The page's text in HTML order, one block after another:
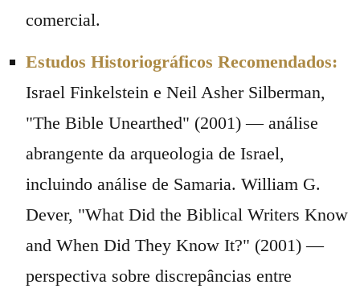
comercial.
Estudos Historiográficos Recomendados:
Israel Finkelstein e Neil Asher Silberman,
"The Bible Unearthed" (2001) — análise
abrangente da arqueologia de Israel,
incluindo análise de Samaria. William G.
Dever, "What Did the Biblical Writers Know
and When Did They Know It?" (2001) —
perspectiva sobre discrepâncias entre